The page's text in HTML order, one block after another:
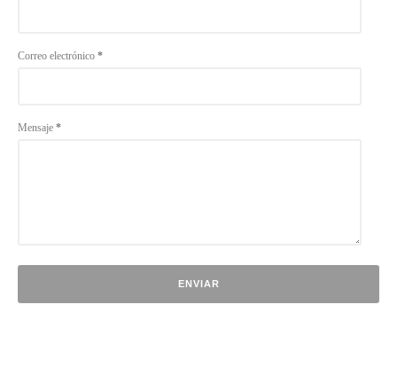
Correo electrónico *
Mensaje *